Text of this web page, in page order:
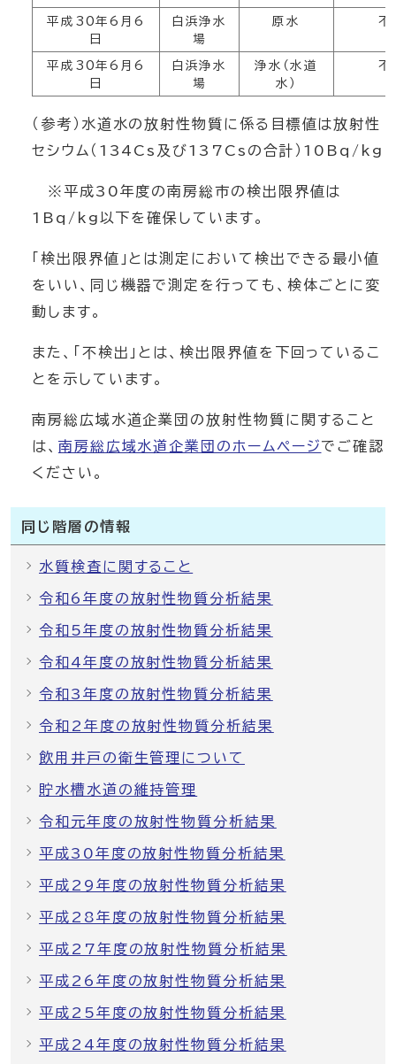
平成30年6月6
日
白浜浄水
場
原水 不
平成30年6月6
日
白浜浄水
場
浄水（水道
水）
不
（参考）水道水の放射性物質に係る目標値は放射性
セシウム（134Cs及び137Csの合計）10Bq/kg
※平成30年度の南房総市の検出限界値は
1Bq/kg以下を確保しています。
「検出限界値」とは測定において検出できる最小値
をいい、同じ機器で測定を行っても、検体ごとに変
動します。
また、「不検出」とは、検出限界値を下回っているこ
とを示しています。
南房総広域水道企業団の放射性物質に関すること
は、 南房総広域水道企業団のホームページでご確認
ください。
同じ階層の情報
水質検査に関すること
令和6年度の放射性物質分析結果
令和5年度の放射性物質分析結果
令和4年度の放射性物質分析結果
令和3年度の放射性物質分析結果
令和2年度の放射性物質分析結果
飲用井戸の衛生管理について
貯水槽水道の維持管理
令和元年度の放射性物質分析結果
平成30年度の放射性物質分析結果
平成29年度の放射性物質分析結果
平成28年度の放射性物質分析結果
平成27年度の放射性物質分析結果
平成26年度の放射性物質分析結果
平成25年度の放射性物質分析結果
平成24年度の放射性物質分析結果